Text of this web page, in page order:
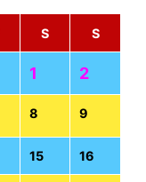
S S
1 2
8 9
15 16